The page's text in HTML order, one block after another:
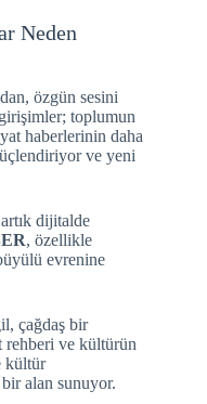
Neden
özgün sesini
toplumun
haberlerinin daha
ve yeni
dijitalde
, özellikle
evrenine
çağdaş bir
rehberi ve kültürün
kültür
alan sunuyor.